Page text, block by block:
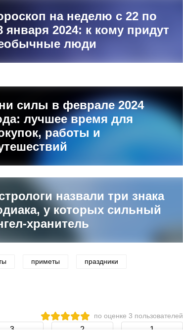
на неделю с 22 по
января 2024: к кому придут
люди
силы в феврале 2024
лучшее время для
работы и
назвали три знака
у которых сильный
хранитель
приметы праздники
по оценке 3 пользователей
3 2 1